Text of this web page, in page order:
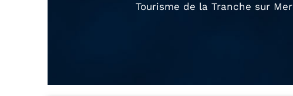
Tourisme de la Tranche sur Mer